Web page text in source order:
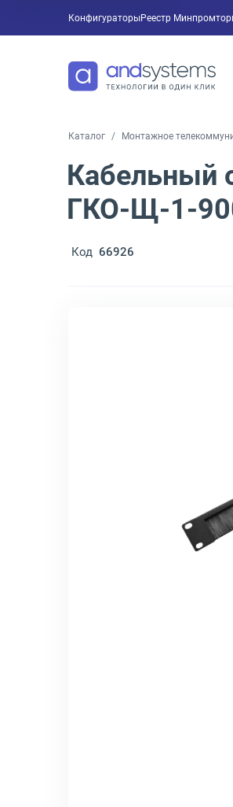
КонфигураторыРеестр
Каталог Монтажное
Кабельный
ГКО-Щ-1-
Код 66926